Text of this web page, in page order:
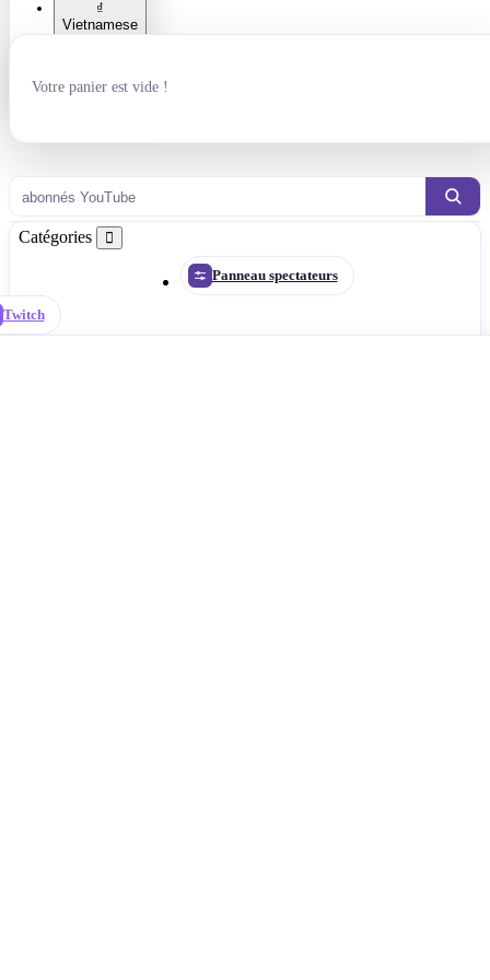
₫
Vietnamese
р. Рубль
abonnés YouTube
Votre panier est vide !
Catégories
Panneau spectateurs
Twitch